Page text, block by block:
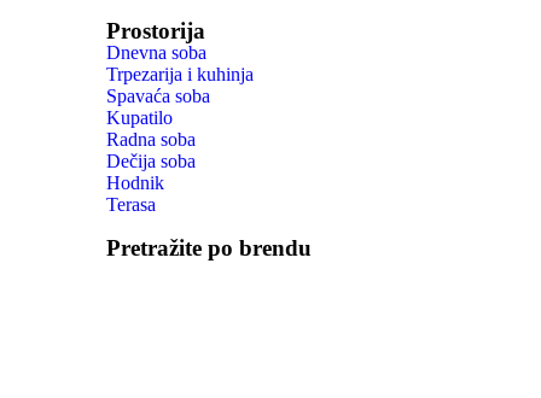
Prostorija
Dnevna soba
Trpezarija i kuhinja
Spavaća soba
Kupatilo
Radna soba
Dečija soba
Hodnik
Terasa
Pretražite po brendu